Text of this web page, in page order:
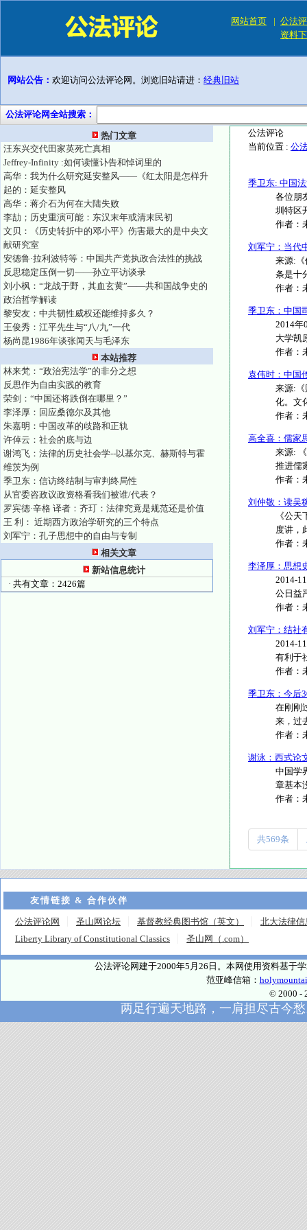
网站首页 | 公法
资料
网站公告： 欢迎访问公法评论网。浏览旧站请进： 经典旧站
公法评论网全站搜索：
热门文章
汪东兴交代田家英死亡真相
Jeffrey-Infinity :如何读懂讣告和悼词里的
高华：我为什么研究延安整风——《红太阳是怎样升
起的：延安整风
高华：蒋介石为何在大陆失败
李劼；历史重演可能：东汉末年或清末民初
文贝：《历史转折中的邓小平》伤害最大的是中央文
献研究室
安德鲁·拉利波特等：中国共产党执政合法性的挑战
反思稳定压倒一切——孙立平访谈录
刘小枫：“龙战于野，其血玄黄”——共和国战争史的
政治哲学解读
黎安友：中共韧性威权还能维持多久？
王俊秀：江平先生与“八/九”一代
杨尚昆1986年谈张闻天与毛泽东
本站推荐
林来梵：“政治宪法学”的非分之想
反思作为自由实践的教育
荣剑：“中国还将跌倒在哪里？”
李泽厚：回应桑德尔及其他
朱嘉明：中国改革的歧路和正轨
许倬云：社会的底与边
谢鸿飞：法律的历史社会学--以基尔克、赫斯特与霍
维茨为例
季卫东：信访终结制与审判终局性
从官委咨政议政资格看我们被谁/代表？
罗宾德·辛格 译者：齐玎：法律究竟是规范还是价值
王 利： 近期西方政治学研究的三个特点
刘军宁：孔子思想中的自由与专制
相关文章
新站信息统计
· 共有文章：2426篇
公法评论
当前位置 : 公
季卫东: 中国
各位朋
圳特区
作者：
刘军宁：当代
来源:《
条是十
作者：
季卫东：中国
2014年
大学凯
作者：
袁伟时：中国
来源:《
化。文
作者：
高全喜：儒家
来源:
推进儒
作者：
刘仲敬：读吴
《公
度讲，
作者：
李泽厚：思想
2014-
公日益
作者：
刘军宁：结社
2014-
有利于
作者：
季卫东：今后
在刚刚
来，过
作者：
谢泳：西式论
中国学
章基本
作者：
共569条
友情链接 & 合作伙伴
公法评论网 圣山网论坛 基督教经典图书馆（英文）
北大法律信
Liberty Library of Constitutional Classics
圣山网（.com）
公法评论网建于2000年5月26日。本网使用资料基于
范亚峰信箱：
© 2000 -
两足行遍天地路，一肩担尽古今